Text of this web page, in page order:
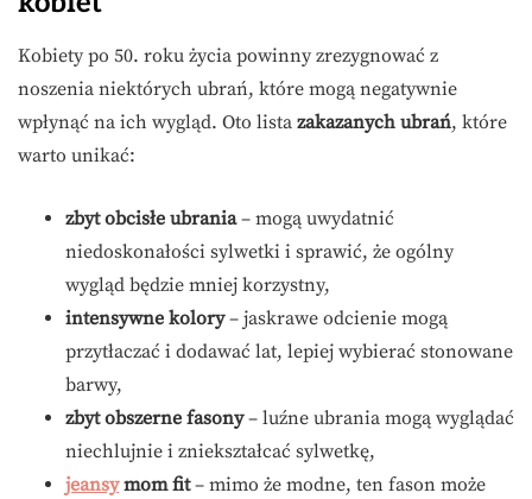
Kobiety po 50. roku życia powinny zrezygnować z
noszenia niektórych ubrań, które mogą negatywnie
wpłynąć na ich wygląd. Oto lista zakazanych ubrań, które
warto unikać:
zbyt obcisłe ubrania– mogą uwydatnić
niedoskonałości sylwetki i sprawić, że ogólny
wygląd będzie mniej korzystny,
intensywne kolory– jaskrawe odcienie mogą
przytłaczać i dodawać lat, lepiej wybierać stonowane
barwy,
zbyt obszerne fasony– luźne ubrania mogą wyglądać
niechlujnie i zniekształcać sylwetkę,
jeansymom fit– mimo że modne, ten fason może